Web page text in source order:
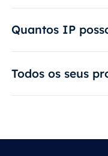
Quantos IP
Todos os seus